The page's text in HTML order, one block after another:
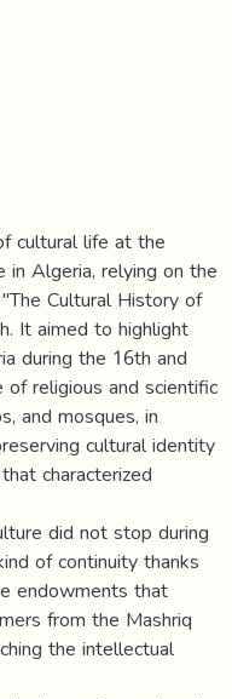
cultural life at the
Algeria, relying on the
Cultural History of
It aimed to highlight
during the 16th and
religious and scientific
and mosques, in
cultural identity
characterized
did not stop during
of continuity thanks
endowments that
from the Mashriq
the intellectual